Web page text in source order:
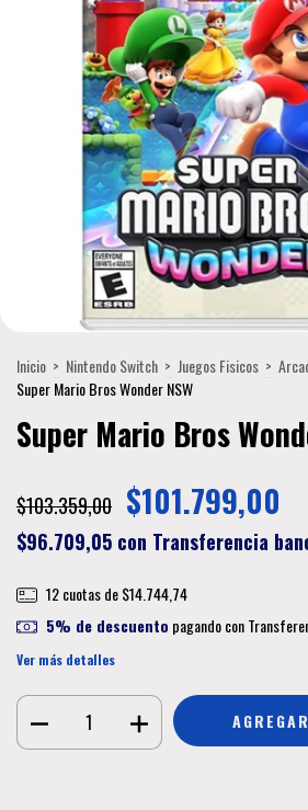
Inicio > Nintendo Switch > Juegos Fisicos >
Super Mario Bros Wonder NSW
Super Mario Bros
$103.359,00 $101.799,00
$96.709,05 con Transferencia
12 cuotas de$14.744,74
5% de descuento pagando con
Ver más detalles